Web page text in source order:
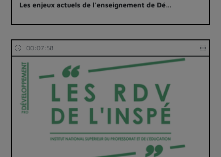
Les enjeux actuels de l'enseignement de Dé…
00:07:58